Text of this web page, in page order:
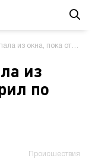
пока отец говорил по телефону
из
по
Происшествия